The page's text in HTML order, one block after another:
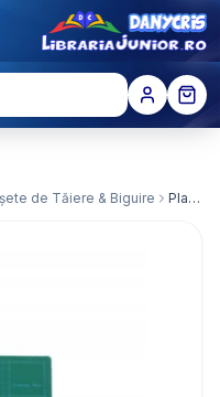
de Tăiere & Biguire Planseta taiere A4